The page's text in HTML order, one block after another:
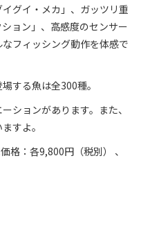
グイ・メカ」、ガッツリ重
ョン」、高感度のセンサー
フィッシング動作を体感で
する魚は全300種。
ションがあります。また、
すよ。
格：各9,800円（税別） 、